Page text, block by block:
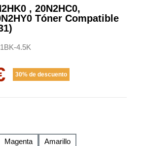
, 20N2HC0,
Tóner Compatible
4.5K
30% de descuento
Magenta
Amarillo